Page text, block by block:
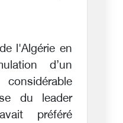
l'Algérie en
d’un
du leader
préféré